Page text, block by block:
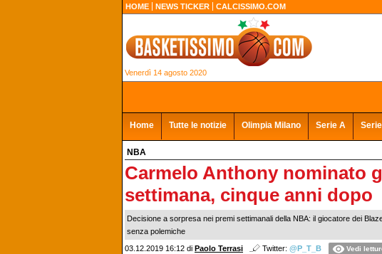
HOME NEWS TICKER CALCISSIMO.COM
Venerdì 14 agosto 2020
Home Tutte le notizie Olimpia Milano Serie A
NBA
Carmelo Anthony nominato
settimana, cinque anni dopo
Decisione a sorpresa nei premi settimanali della NBA: il giocatore dei
senza polemiche
03.12.2019 16:12 di Paolo Terrasi Twitter: @P_T_B Vedi